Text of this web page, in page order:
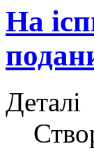
На
Деталі